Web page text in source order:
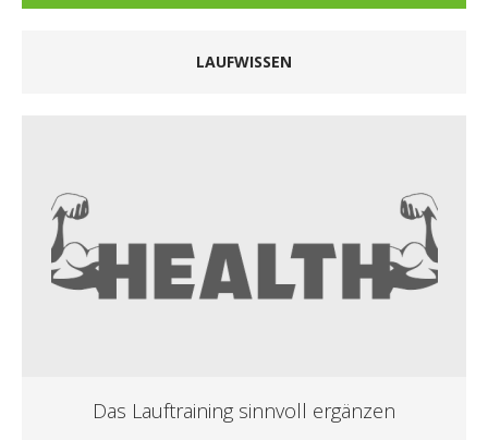
LAUFWISSEN
Das Lauftraining sinnvoll ergänzen